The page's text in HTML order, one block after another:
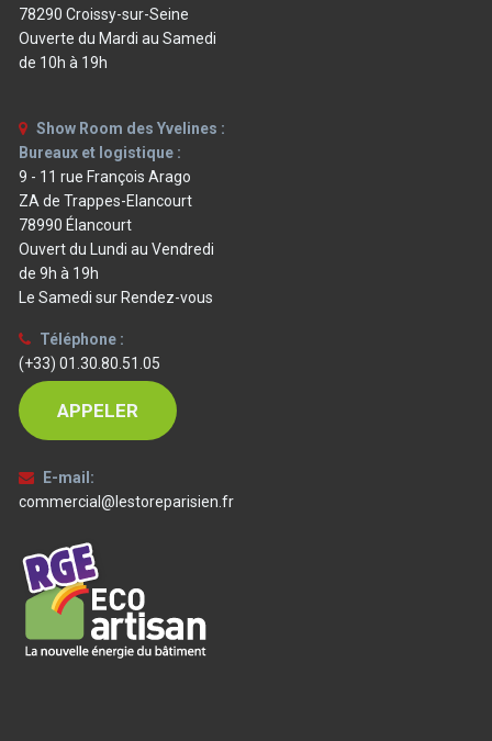
78290 Croissy-sur-Seine
Ouverte du Mardi au Samedi
de 10h à 19h
Show Room des Yvelines :
Bureaux et logistique :
9 - 11 rue François Arago
ZA de Trappes-Elancourt
78990 Élancourt
Ouvert du Lundi au Vendredi
de 9h à 19h
Le Samedi sur Rendez-vous
Téléphone :
(+33) 01.30.80.51.05
APPELER
E-mail:
commercial@lestoreparisien.fr